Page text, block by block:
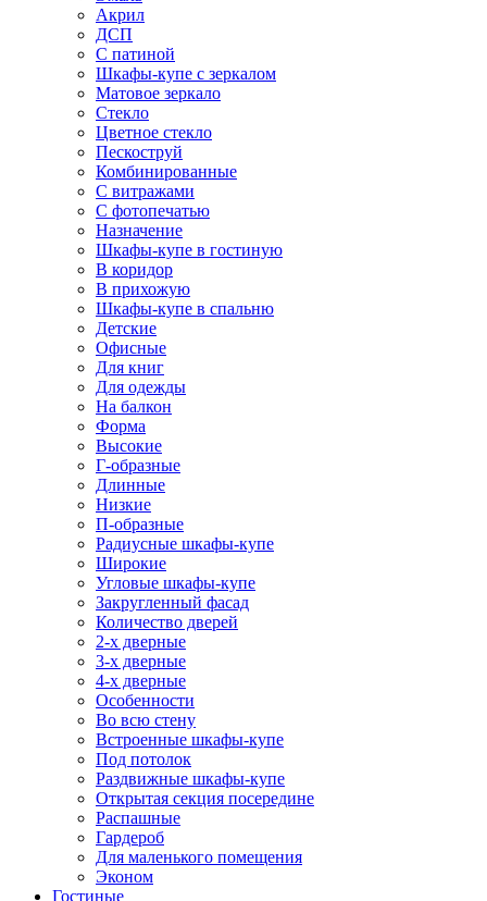
Акрил
ДСП
С патиной
Шкафы-купе с зеркалом
Матовое зеркало
Стекло
Цветное стекло
Пескоструй
Комбинированные
С витражами
С фотопечатью
Назначение
Шкафы-купе в гостиную
В коридор
В прихожую
Шкафы-купе в спальню
Детские
Офисные
Для книг
Для одежды
На балкон
Форма
Высокие
Г-образные
Длинные
Низкие
П-образные
Радиусные шкафы-купе
Широкие
Угловые шкафы-купе
Закругленный фасад
Количество дверей
2-х дверные
3-х дверные
4-х дверные
Особенности
Во всю стену
Встроенные шкафы-купе
Под потолок
Раздвижные шкафы-купе
Открытая секция посередине
Распашные
Гардероб
Для маленького помещения
Эконом
Гостиные